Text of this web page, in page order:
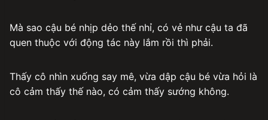
Mà sao cậu bé nhịp dẻo thế nhỉ, có vẻ như cậu ta đã
quen thuộc với động tác này lắm rồi thì phải.
Thấy cô nhìn xuống say mê, vừa dập cậu bé vừa hỏi là
cô cảm thấy thế nào, có cảm thấy sướng không.